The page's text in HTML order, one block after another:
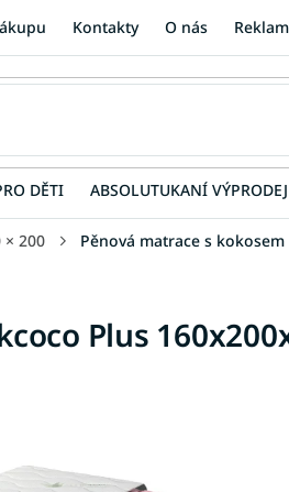
Kontakty O nás
DĚTI ABSOLUTUKANÍ VÝPRODEJ
× 200 Pěnová matrace s
Plus